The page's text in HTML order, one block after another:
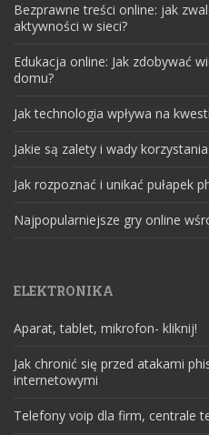
Bezprawne treści online: jak
aktywności w sieci?
Edukacja online: Jak zdobywać
domu?
Jak technologia wpływa na
Jakie są zalety i wady
Jak rozpoznać i unikać pułapek
Najpopularniejsze gry online
ELEKTRONIKA
Aparat, tablet, mikrofon- kliknij!
Jak chronić się przed atakami
internetowymi
Telefony voip dla firm, centrale